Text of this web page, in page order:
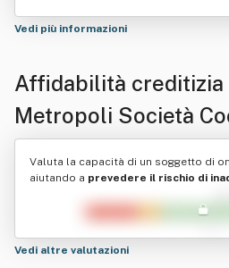
Vedi più informazioni
Affidabilità creditizia
Metropoli Società
Sociale A
Valuta la capacità di un soggetto di
aiutando a prevedere il rischio di
Vedi altre valutazioni